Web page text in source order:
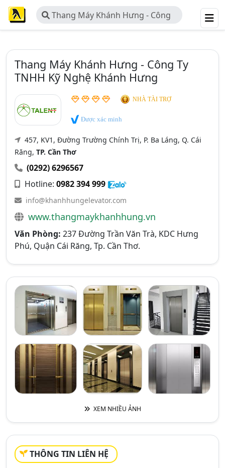
Thang Máy Khánh Hưng - Công
Ty TNHH Kỹ Nghệ Khánh Hưng
Thang Máy Khánh Hưng - Công Ty
TNHH Kỹ Nghệ Khánh Hưng
NHÀ TÀI TRỢ
Được xác minh
457, KV1, Đường Trường Chính Trị, P. Ba Láng, Q. Cái
Răng, TP. Cần Thơ
(0292) 6296567
Hotline: 0982 394 999
info@khanhhungelevator.com
www.thangmaykhanhhung.vn
Văn Phòng: 237 Đường Trần Văn Trà, KDC Hưng
Phú, Quận Cái Răng, Tp. Cần Thơ.
XEM NHIỀU ẢNH
THÔNG TIN LIÊN HỆ